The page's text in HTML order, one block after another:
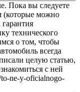
Пока вы следуете
(которые можно
технического
о том, чтобы
всегда
целую статью,
с ней
ne-y-oficialnogo-